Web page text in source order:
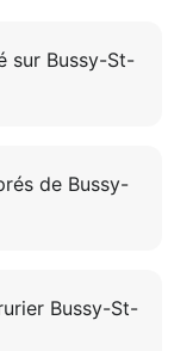
sur Bussy-St-
de Bussy-
Bussy-St-